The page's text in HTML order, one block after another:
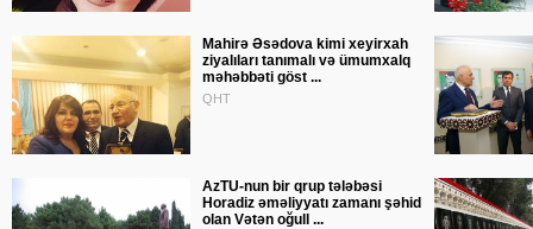
Mahirə Əsədova kimi xeyirxah
ziyalıları tanımalı və ümumxalq
məhəbbəti göst ...
QHT
AzTU-nun bir qrup tələbəsi
Horadiz əməliyyatı zamanı şəhid
olan Vətən oğull ...